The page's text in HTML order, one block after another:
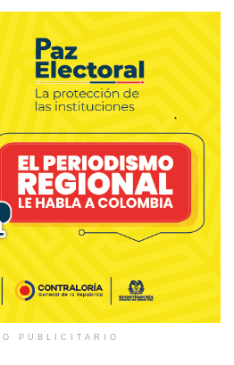
PUBLICITARIO